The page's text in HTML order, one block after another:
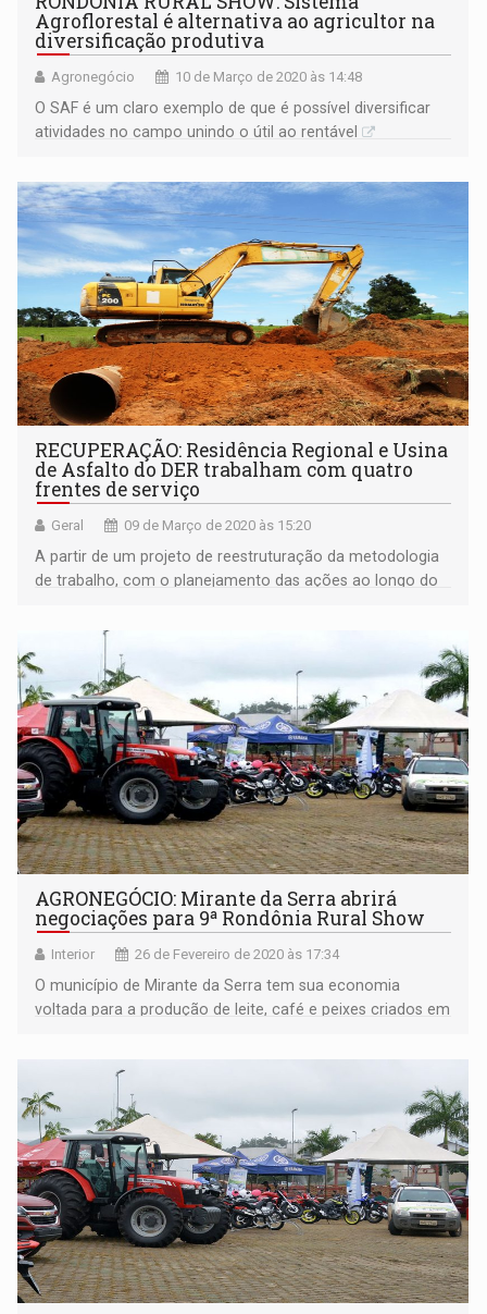
Agroflorestal é alternativa ao agricultor na
diversificação produtiva
Agronegócio 10 de Março de 2020 às 14:48
O SAF é um claro exemplo de que é possível diversificar
atividades no campo unindo o útil ao rentável
RECUPERAÇÃO: Residência Regional e Usina
de Asfalto do DER trabalham com quatro
frentes de serviço
Geral 09 de Março de 2020 às 15:20
A partir de um projeto de reestruturação da metodologia
de trabalho, com o planejamento das ações ao longo do
AGRONEGÓCIO: Mirante da Serra abrirá
negociações para 9ª Rondônia Rural Show
Interior 26 de Fevereiro de 2020 às 17:34
O município de Mirante da Serra tem sua economia
voltada para a produção de leite, café e peixes criados em